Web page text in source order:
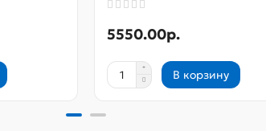
5550.00р.
В корзину